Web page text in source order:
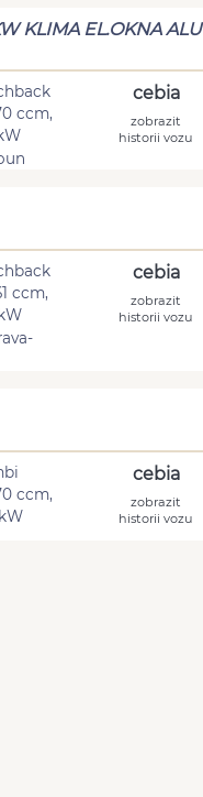
KLIMA EL.OKNA ALU
ccm,
cebia
zobrazit
historii vozu
ccm,
cebia
zobrazit
historii vozu
ccm,
cebia
zobrazit
historii vozu